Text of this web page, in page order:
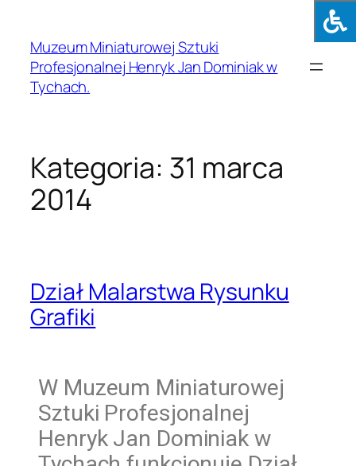
Muzeum Miniaturowej Sztuki
Profesjonalnej Henryk Jan Dominiak w
Tychach.
Kategoria: 31 marca
2014
Dział Malarstwa Rysunku
Grafiki
W Muzeum Miniaturowej
Sztuki Profesjonalnej
Henryk Jan Dominiak w